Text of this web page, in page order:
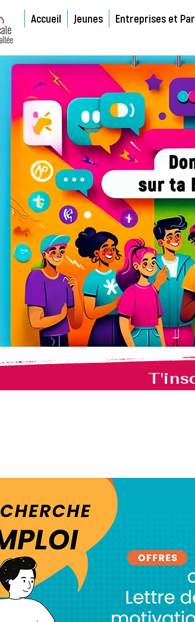
Accueil Jeunes Entreprises et